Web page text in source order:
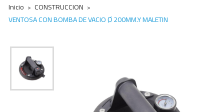
Inicio
CONSTRUCCION
VENTOSA CON BOMBA DE VACIO Ø 200MM.Y MALETIN